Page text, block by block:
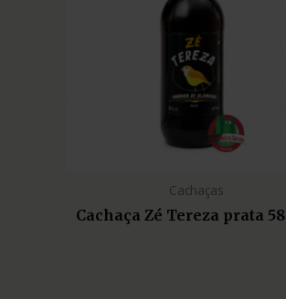
Cachaças
Cachaça Zé Tereza prata